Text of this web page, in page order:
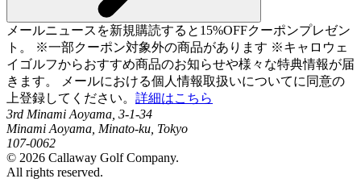
メールニュースを新規購読すると15%OFFクーポンプレゼン
ト。 ※一部クーポン対象外の商品があります ※キャロウェ
イゴルフからおすすめ商品のお知らせや様々な特典情報が届
きます。 メールにおける個人情報取扱いについてに同意の
上登録してください。 詳細はこちら
3rd Minami Aoyama, 3-1-34
Minami Aoyama, Minato-ku, Tokyo
107-0062
© 2026 Callaway Golf Company.
All rights reserved.